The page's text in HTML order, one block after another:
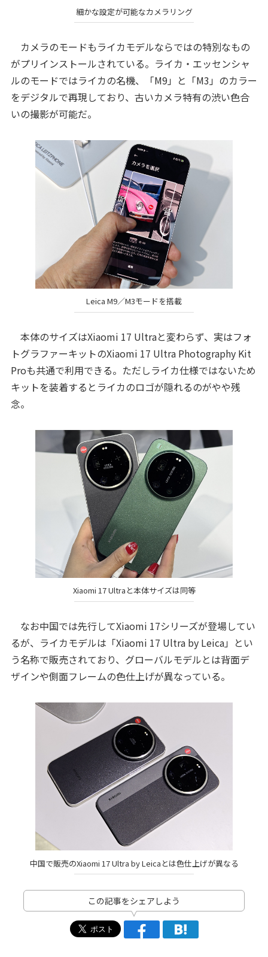
細かな設定が可能なカメラリング
カメラのモードもライカモデルならではの特別なもの
がプリインストールされている。ライカ・エッセンシャ
ルのモードではライカの名機、「M9」と「M3」のカラー
をデジタルで再現しており、古いカメラ特有の渋い色合
いの撮影が可能だ。
Leica M9／M3モードを搭載
本体のサイズはXiaomi 17 Ultraと変わらず、実はフォ
トグラファーキットのXiaomi 17 Ultra Photography Kit
Proも共通で利用できる。ただしライカ仕様ではないため
キットを装着するとライカのロゴが隠れるのがやや残
念。
Xiaomi 17 Ultraと本体サイズは同等
なお中国では先行してXiaomi 17シリーズが登場してい
るが、ライカモデルは「Xiaomi 17 Ultra by Leica」とい
う名称で販売されており、グローバルモデルとは背面デ
ザインや側面フレームの色仕上げが異なっている。
中国で販売のXiaomi 17 Ultra by Leicaとは色仕上げが異なる
この記事をシェアしよう